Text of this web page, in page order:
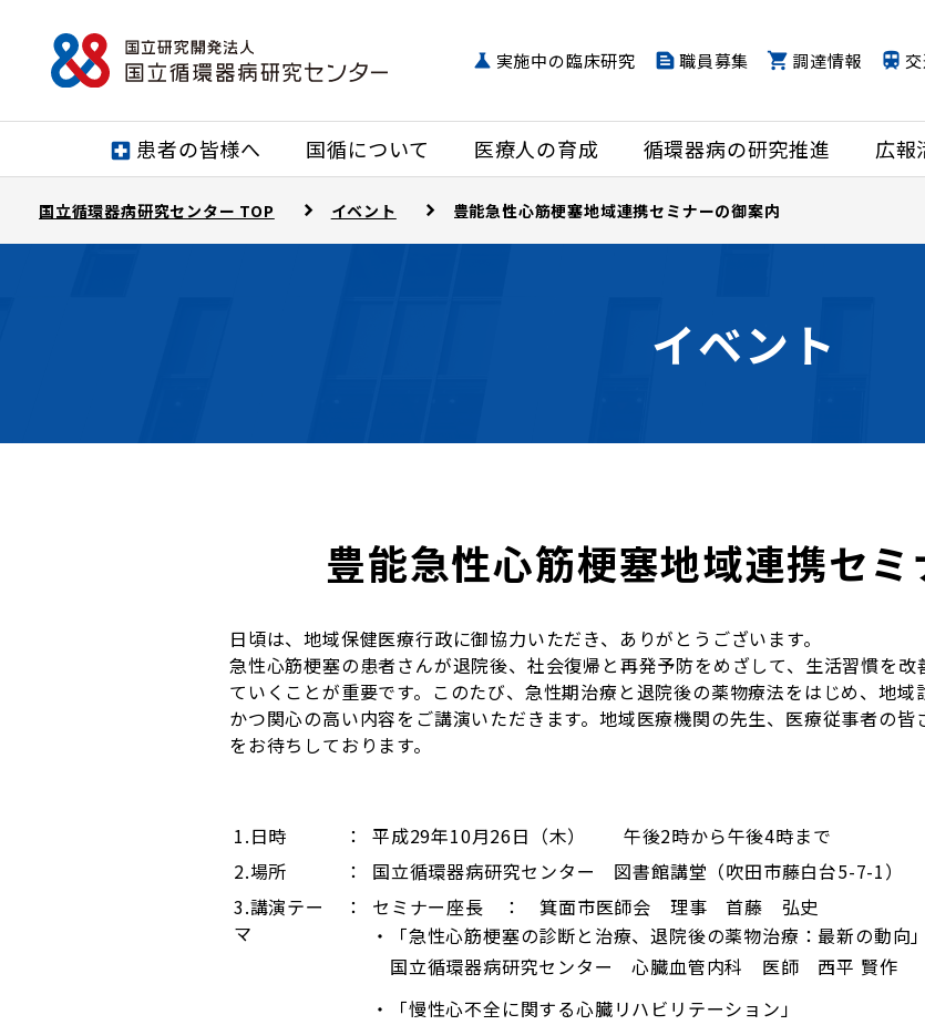
患者の皆様へ 国循について 医療人の育成 循環器病の研究推進 広報
実施中の臨床研究 職員募集 調達情報
国立循環器病研究センター TOP イベント 豊能急性心筋梗塞地域連携セミナーの御案内
イベント
豊能急性心筋梗塞地域連携セ
日頃は、地域保健医療行政に御協力いただき、ありがとうございます。
急性心筋梗塞の患者さんが退院後、社会復帰と再発予防をめざして、生活習慣を
ていくことが重要です。このたび、急性期治療と退院後の薬物療法をはじめ、地
かつ関心の高い内容をご講演いただきます。地域医療機関の先生、医療従事者の
をお待ちしております。
1.日時 ：
平成29年10月26日（木） 午後2時から午後4時まで
2.場所
：
国立循環器病研究センター 図書館講堂（吹田市藤白台5-7-1）
3.講演テー
マ
：
セミナー座長 ： 箕面市医師会 理事 首藤 弘史
「急性心筋梗塞の診断と治療、退院後の薬物治療：最新の動向」
国立循環器病研究センター 心臓血管内科 医師 西平 賢作
「慢性心不全に関する心臓リハビリテーション」